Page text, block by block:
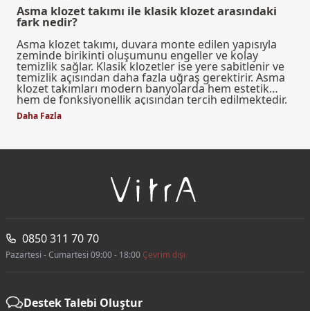
Asma klozet takımı ile klasik klozet arasındaki
fark nedir?
Asma klozet takımı, duvara monte edilen yapısıyla
zeminde birikinti oluşumunu engeller ve kolay
temizlik sağlar. Klasik klozetler ise yere sabitlenir ve
temizlik açısından daha fazla uğraş gerektirir. Asma
klozet takımları modern banyolarda hem estetik
hem de fonksiyonellik açısından tercih edilmektedir.
Daha Fazla
0850 311 70 70
Pazartesi - Cumartesi 09:00 - 18:00Çevrim dışı
Destek Talebi Oluştur